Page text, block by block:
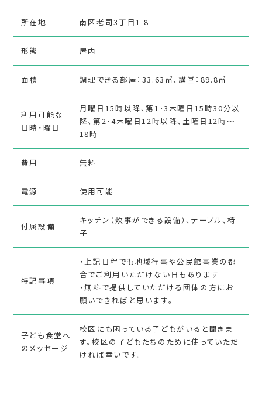
所在地 南区老司3丁目1-8
形態 屋内
面積 調理できる部屋：33.63㎡、講堂：89.8㎡
利用可能な
日時・曜日
月曜日15時以降、第1･3木曜日15時30分以
降、第2･4木曜日12時以降、土曜日12時～
18時
費用 無料
電源 使用可能
付属設備
キッチン（炊事ができる設備）、テーブル、椅
子
特記事項
・上記日程でも地域行事や公民館事業の都
合でご利用いただけない日もあります
・無料で提供していただける団体の方にお
願いできればと思います。
子ども食堂へ
のメッセージ
校区にも困っている子どもがいると聞きま
す。校区の子どもたちのために使っていただ
ければ幸いです。